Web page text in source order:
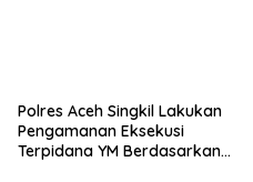
Polres Aceh Singkil Lakukan
Pengamanan Eksekusi
Terpidana YM Berdasarkan